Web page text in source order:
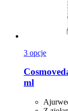
3 opcje
ml